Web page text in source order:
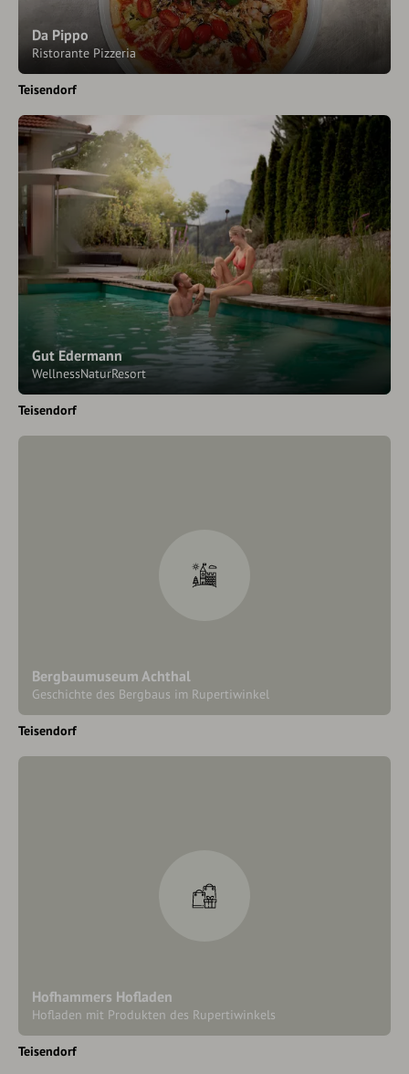
Da Pippo
Ristorante Pizzeria
Teisendorf
Gut Edermann
WellnessNaturResort
Teisendorf
Bergbaumuseum Achthal
Geschichte des Bergbaus im Rupertiwinkel
Teisendorf
Hofhammers Hofladen
Hofladen mit Produkten des Rupertiwinkels
Teisendorf